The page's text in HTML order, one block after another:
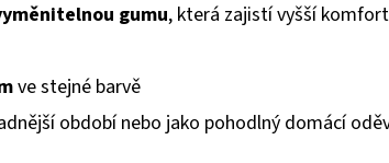
gumu, která zajistí vyšší
ve stejné barvě
období nebo jako pohodlný domácí